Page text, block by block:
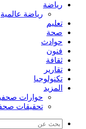
رياضة
رياضة عالمية
تعليم
صحة
حوادث
فنون
ثقافة
تقارير
تكنولوجيا
المزيد
حوارات
تحقيقات